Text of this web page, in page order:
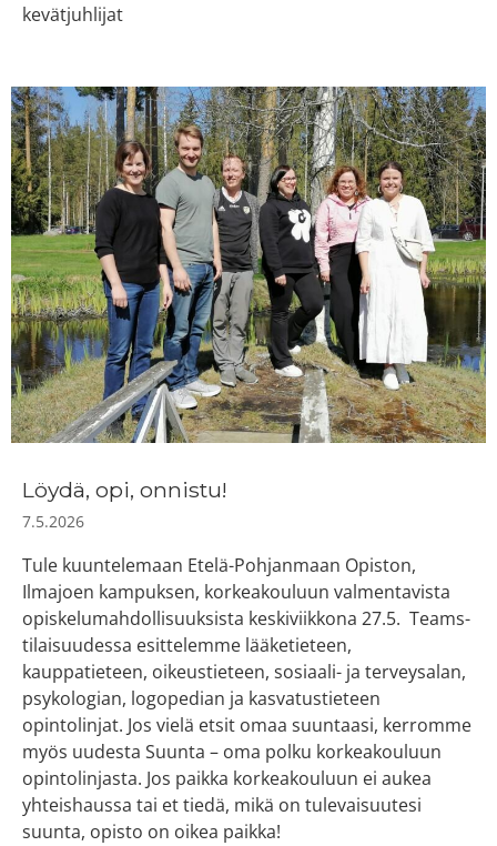
kevätjuhlijat
Löydä, opi, onnistu!
7.5.2026
Tule kuuntelemaan Etelä-Pohjanmaan Opiston,
Ilmajoen kampuksen, korkeakouluun valmentavista
opiskelumahdollisuuksista keskiviikkona 27.5. Teams-
tilaisuudessa esittelemme lääketieteen,
kauppatieteen, oikeustieteen, sosiaali- ja terveysalan,
psykologian, logopedian ja kasvatustieteen
opintolinjat. Jos vielä etsit omaa suuntaasi, kerromme
myös uudesta Suunta – oma polku korkeakouluun
opintolinjasta. Jos paikka korkeakouluun ei aukea
yhteishaussa tai et tiedä, mikä on tulevaisuutesi
suunta, opisto on oikea paikka!